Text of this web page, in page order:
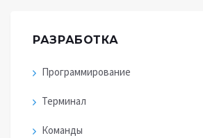
РАЗРАБОТКА
Программирование
Терминал
Команды